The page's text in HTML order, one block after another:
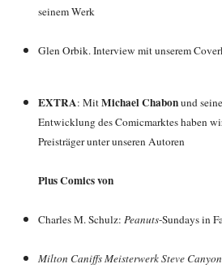
seinem Werk
Glen Orbik. Interview mit unserem
EXTRA: MitMichael Chabonund
Entwicklung des Comicmarktes haben
Preisträger unter unseren Autoren
Plus Comics von
Charles M. Schulz: Peanuts-Sundays in
Milton Caniffs Meisterwerk Steve Canyon